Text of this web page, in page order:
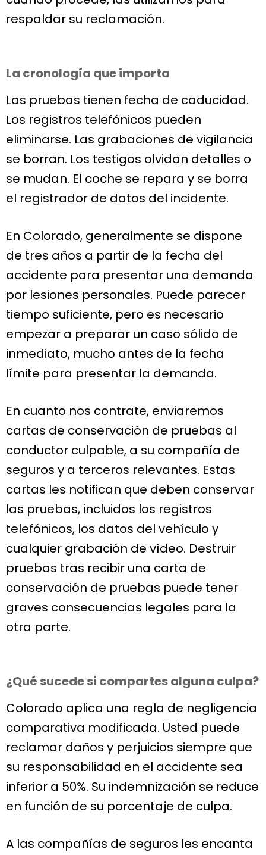
respaldar su reclamación.
La cronología que importa
Las pruebas tienen fecha de caducidad.
Los registros telefónicos pueden
eliminarse. Las grabaciones de vigilancia
se borran. Los testigos olvidan detalles o
se mudan. El coche se repara y se borra
el registrador de datos del incidente.
En Colorado, generalmente se dispone
de tres años a partir de la fecha del
accidente para presentar una demanda
por lesiones personales. Puede parecer
tiempo suficiente, pero es necesario
empezar a preparar un caso sólido de
inmediato, mucho antes de la fecha
límite para presentar la demanda.
En cuanto nos contrate, enviaremos
cartas de conservación de pruebas al
conductor culpable, a su compañía de
seguros y a terceros relevantes. Estas
cartas les notifican que deben conservar
las pruebas, incluidos los registros
telefónicos, los datos del vehículo y
cualquier grabación de vídeo. Destruir
pruebas tras recibir una carta de
conservación de pruebas puede tener
graves consecuencias legales para la
otra parte.
¿Qué sucede si compartes alguna culpa?
Colorado aplica una regla de negligencia
comparativa modificada. Usted puede
reclamar daños y perjuicios siempre que
su responsabilidad en el accidente sea
inferior a 50%. Su indemnización se reduce
en función de su porcentaje de culpa.
A las compañías de seguros les encanta